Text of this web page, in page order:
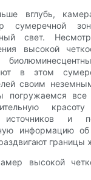
вглубь,
сумеречной
свет.
высокой
в этом
своим
погружаемся все
красоту
источников и
информацию
границы
высокой